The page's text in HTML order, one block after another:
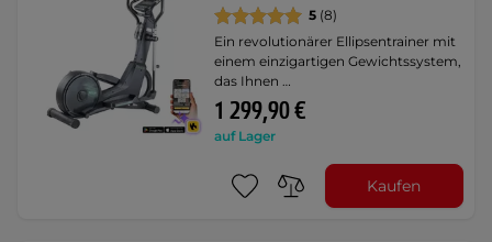
5 (8)
Ein revolutionärer Ellipsentrainer mit
einem einzigartigen Gewichtssystem,
das Ihnen …
1 299,90 €
auf Lager
Kaufen